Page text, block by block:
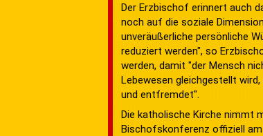
Der Erzbischof erinnert auch
noch auf die soziale
unveräußerliche persönliche
reduziert werden", so
werden, damit "der Mensch
Lebewesen gleichgestellt
und entfremdet".
Die katholische Kirche nimmt
Bischofskonferenz offiziell am